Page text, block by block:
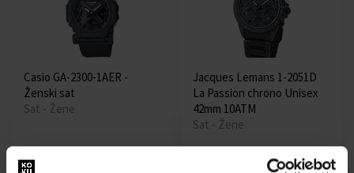
Casio GA-2300-1AER -
Ženski sat
Sat - Žene
Dostupno
Jacques Lemans 1-2051D
La Passion chrono Unisex
42mm 10ATM
Sat - Žene
Dostupno